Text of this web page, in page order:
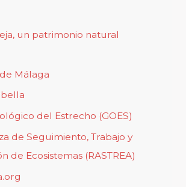
un patrimonio natural
Málaga
del Estrecho (GOES)
de Seguimiento, Trabajo y
de Ecosistemas (RASTREA)